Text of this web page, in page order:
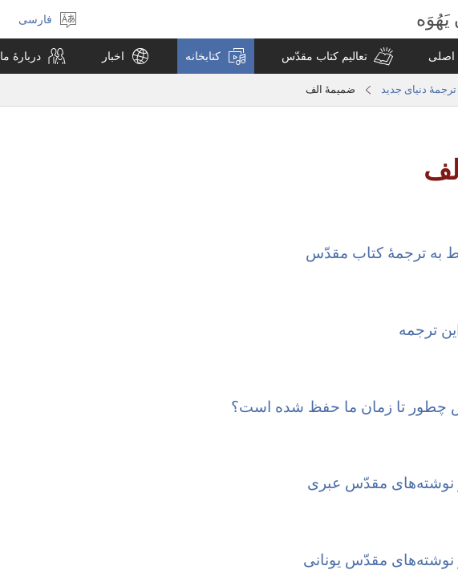
یَهُوَه
انتخاب
فارسی
تعالیم کتاب مقدّس کتابخانه اخبار دربارهٔ ما
ترجمۀ دنیای جدید ضمیمهٔ الف
به ترجمهٔ کتاب مقدّس
ترجمه
چطور تا زمان ما حفظ شده است؟‏
نوشته‌های مقدّس عبری
نوشته‌های مقدّس یونانی